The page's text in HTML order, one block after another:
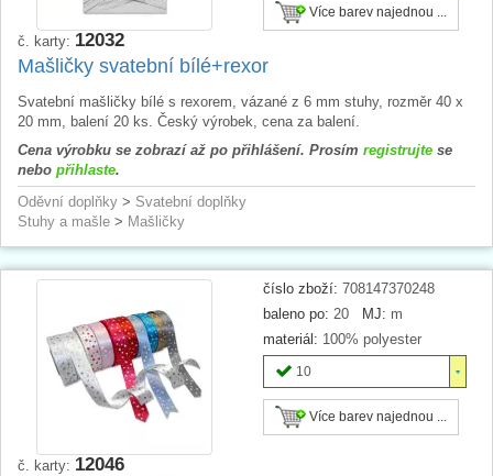
Více barev najednou ...
č. karty: 12032
Mašličky svatební bílé+rexor
Svatební mašličky bílé s rexorem, vázané z 6 mm stuhy, rozměr 40 x
20 mm, balení 20 ks. Český výrobek, cena za balení.
Cena výrobku se zobrazí až po přihlášení. Prosím registrujte se
nebo přihlaste.
Oděvní doplňky > Svatební doplňky
Stuhy a mašle > Mašličky
číslo zboží: 708147370248
baleno po: 20 MJ: m
materiál: 100% polyester
10
Více barev najednou ...
č. karty: 12046